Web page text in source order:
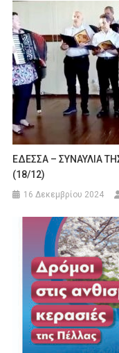
ΕΔΕΣΣΑ – ΣΥΝΑΥΛΙΑ
(18/12)
16 Δεκεμβρίου 2024